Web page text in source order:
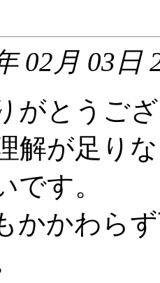
02月 03日
がとうご
解が足り
です。
かかわら